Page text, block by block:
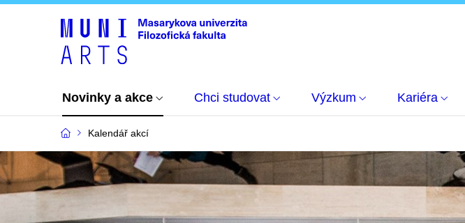
Novinky a akce Chci studovat Výzkum Kariéra
Kalendář akcí